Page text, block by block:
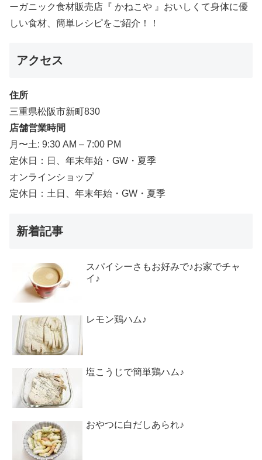
ーガニック食材販売店『 かねこや 』おいしくて身体に優
しい食材、簡単レシピをご紹介！！
アクセス
住所
三重県松阪市新町830
店舗営業時間
月〜土: 9:30 AM – 7:00 PM
定休日：日、年末年始・GW・夏季
オンラインショップ
定休日：土日、年末年始・GW・夏季
新着記事
スパイシーさもお好みで♪お家でチャ
イ♪
レモン鶏ハム♪
塩こうじで簡単鶏ハム♪
おやつに白だしあられ♪